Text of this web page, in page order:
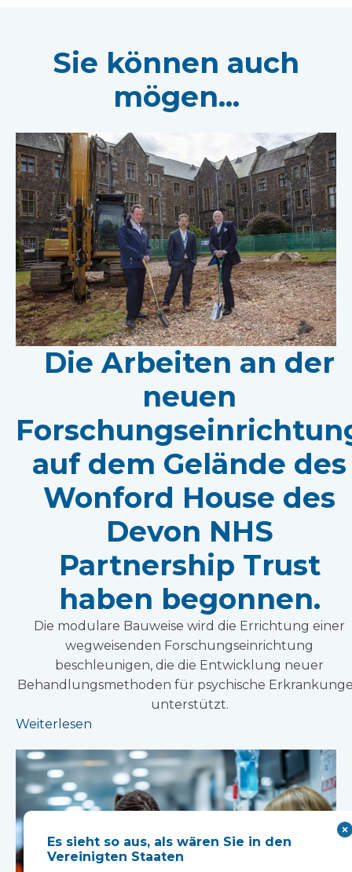
Sie können auch
mögen...
Die Arbeiten an der
neuen
auf dem Gelände des
Wonford House des
Devon NHS
Partnership Trust
haben begonnen.
Die modulare Bauweise wird die Errichtung einer
wegweisenden Forschungseinrichtung
beschleunigen, die die Entwicklung neuer
Behandlungsmethoden für psychische
unterstützt.
Weiterlesen
Es sieht so aus, als wären Sie in den
Vereinigten Staaten